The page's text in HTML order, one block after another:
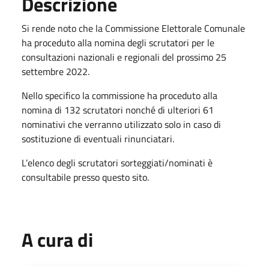
Si rende noto che la Commissione Elettorale Comunale
ha proceduto alla nomina degli scrutatori per le
consultazioni nazionali e regionali del prossimo 25
settembre 2022.
Nello specifico la commissione ha proceduto alla
nomina di 132 scrutatori nonché di ulteriori 61
nominativi che verranno utilizzato solo in caso di
sostituzione di eventuali rinunciatari.
L’elenco degli scrutatori sorteggiati/nominati è
consultabile presso questo sito.
A cura di